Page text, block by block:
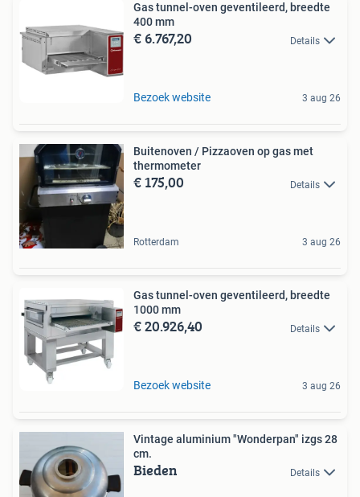
Gas tunnel-oven geventileerd, breedte
400 mm
€ 6.767,20 Details
Bezoek website 3 aug 26
Buitenoven / Pizzaoven op gas met
thermometer
€ 175,00 Details
Rotterdam 3 aug 26
Gas tunnel-oven geventileerd, breedte
1000 mm
€ 20.926,40 Details
Bezoek website 3 aug 26
Vintage aluminium "Wonderpan" izgs 28
cm.
Bieden Details